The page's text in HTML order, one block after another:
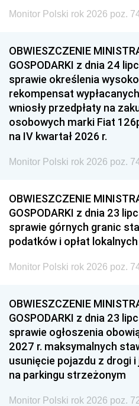
Monitor Polski rok 2026 poz.
OBWIESZCZENIE
GOSPODARKI z dnia 24
sprawie określenia
rekompensat
wniosły przedpłaty na
osobowych marki Fiat
na IV kwartał 2026 r.
Monitor Polski rok 2026 poz.
OBWIESZCZENIE
GOSPODARKI z dnia 23
sprawie górnych granic
podatków i opłat
Monitor Polski rok 2026 poz.
OBWIESZCZENIE
GOSPODARKI z dnia 23
sprawie ogłoszenia
2027 r. maksymalnych
usunięcie pojazdu z drogi
na parkingu strzeżonym
Monitor Polski rok 2026 poz.